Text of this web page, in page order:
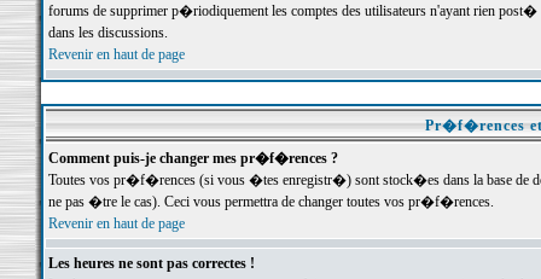
forums de supprimer p�riodiquement les comptes des utilisateurs n'ayant rien
dans les discussions.
Revenir en haut de page
Pr�f�rences
Comment puis-je changer mes pr�f�rences ?
Toutes vos pr�f�rences (si vous �tes enregistr�) sont stock�es dans la base de
ne pas �tre le cas). Ceci vous permettra de changer toutes vos pr�f�rences.
Revenir en haut de page
Les heures ne sont pas correctes !